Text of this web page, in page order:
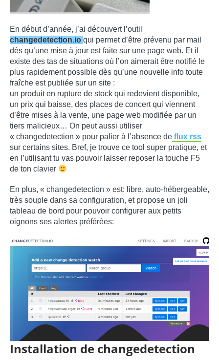
En début d’année, j’ai découvert l’outil
changedetection.io qui permet d’être prévenu par mail
dès qu’une mise à jour est faite sur une page web. Et il
existe des tas de situations où l’on aimerait être notifié le
plus rapidement possible dès qu’une nouvelle info toute
fraîche est publiée sur un site :
un produit en rupture de stock qui redevient disponible,
un prix qui baisse, des places de concert qui viennent
d’être mises à la vente, une page web modifiée par un
tiers malicieux… On peut aussi utiliser
« changedetection » pour palier à l’absence de flux rss
sur certains sites. Bref, je trouve ce tool super pratique, et
en l’utilisant tu vas pouvoir laisser reposer la touche F5
de ton clavier
En plus, « changedetection » est: libre, auto-hébergeable,
très souple dans sa configuration, et propose un joli
tableau de bord pour pouvoir configurer aux petits
oignons ses alertes préférées:
Installation de changedetection